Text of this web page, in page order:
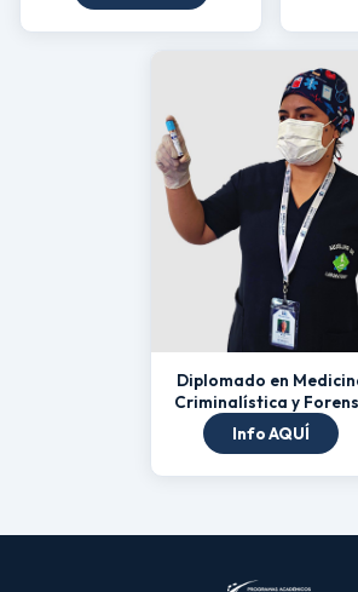
Diplomado en
Criminalística y
Info AQUÍ